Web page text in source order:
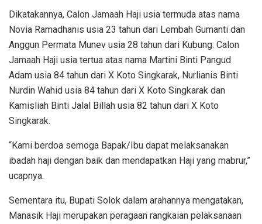
Dikatakannya, Calon Jamaah Haji usia termuda atas nama
Novia Ramadhanis usia 23 tahun dari Lembah Gumanti dan
Anggun Permata Munev usia 28 tahun dari Kubung. Calon
Jamaah Haji usia tertua atas nama Martini Binti Pangud
Adam usia 84 tahun dari X Koto Singkarak, Nurlianis Binti
Nurdin Wahid usia 84 tahun dari X Koto Singkarak dan
Kamisliah Binti Jalal Billah usia 82 tahun dari X Koto
Singkarak.
“Kami berdoa semoga Bapak/Ibu dapat melaksanakan
ibadah haji dengan baik dan mendapatkan Haji yang mabrur,”
ucapnya.
Sementara itu, Bupati Solok dalam arahannya mengatakan,
Manasik Haji merupakan peragaan rangkaian pelaksanaan